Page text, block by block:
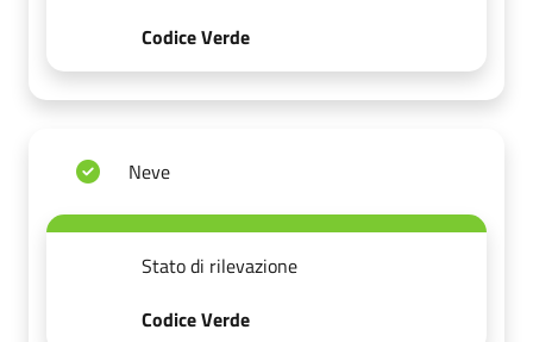
Codice Verde
Neve
Stato di rilevazione
Codice Verde